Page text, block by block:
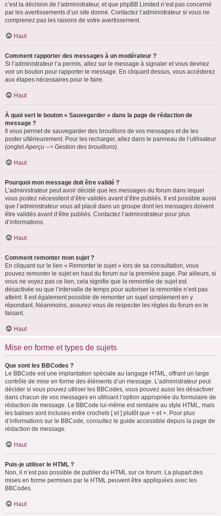
c’est la décision de l’administrateur, et que phpBB Limited n’est pas concerné
par les avertissements d’un site donné. Contactez l’administrateur si vous ne
comprenez pas les raisons de votre avertissement.
Haut
Comment rapporter des messages à un modérateur ?
Si l’administrateur l’a permis, allez sur le message à signaler et vous devriez
voir un bouton pour rapporter le message. En cliquant dessus, vous accéderez
aux étapes nécessaires pour le faire.
Haut
À quoi sert le bouton « Sauvegarder » dans la page de rédaction de
message ?
Il vous permet de sauvegarder des brouillons de vos messages et de les
poster ultérieurement. Pour les recharger, allez dans le panneau de l’utilisateur
(ongletAperçu --> Gestion des brouillons).
Haut
Pourquoi mon message doit être validé ?
L’administrateur peut avoir décidé que les messages du forum dans lequel
vous postez nécessitent d’être validés avant d’être publiés. Il est possible aussi
que l’administrateur vous ait placé dans un groupe dont les messages doivent
être validés avant d’être publiés. Contactez l’administrateur pour plus
d’informations.
Haut
Comment remonter mon sujet ?
En cliquant sur le lien « Remonter le sujet » lors de sa consultation, vous
pouvez remonterle sujet en haut du forum sur la première page. Par ailleurs, si
vous ne voyez pas ce lien, cela signifie que la remontée de sujet est
désactivée ou que l’intervalle de temps pour autoriser la remontée n’est pas
atteint. Il est également possible de remonter un sujet simplement en y
répondant. Néanmoins, assurez-vous de respecter les règles du forum en le
faisant.
Haut
Mise en forme et types de sujets
Que sont les BBCodes ?
Le BBCode est une implantation spéciale au langage HTML, offrant un large
contrôle de mise en forme des éléments d’un message. L’administrateur peut
décider si vous pouvez utiliser les BBCodes, vous pouvez aussi les désactiver
dans chacun de vos messages en utilisant l’option appropriée du formulaire de
rédaction de message. Le BBCode lui-même est similaire au style HTML, mais
les balises sont incluses entre crochets [ et ] plutôt que < et >. Pour plus
d’informations sur le BBCode, consultez le guide accessible depuis la page de
rédaction de message.
Haut
Puis-je utiliser le HTML ?
Non, il n’est pas possible de publier du HTML sur ce forum. La plupart des
mises en forme permises par le HTML peuvent être appliquées avec les
BBCodes.
Haut